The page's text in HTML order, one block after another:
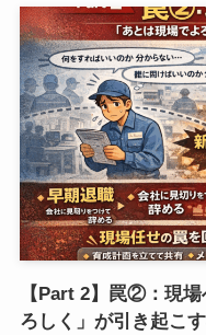
【Part 2】罠②：現
ろしく」が引き起こ